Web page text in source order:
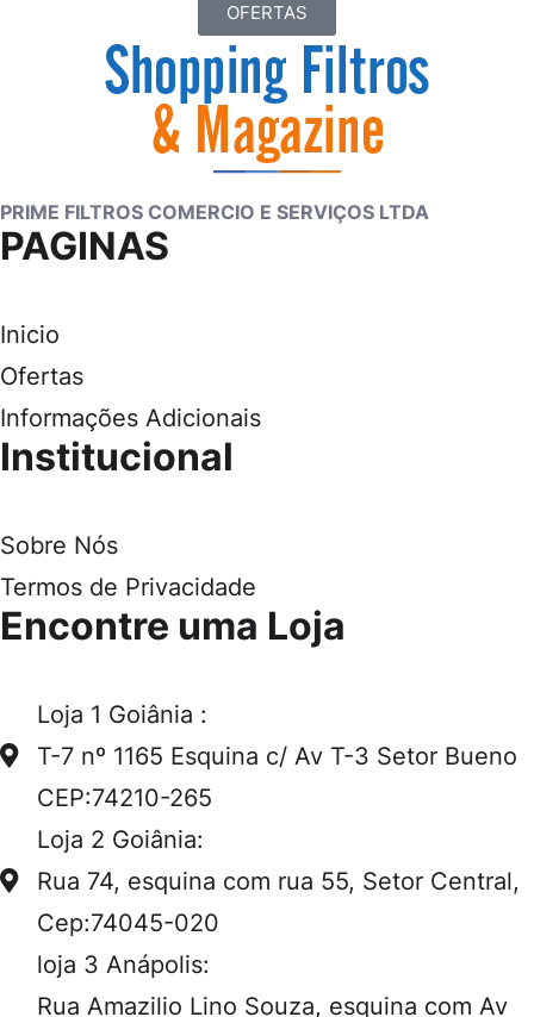
OFERTAS
PRIME FILTROS COMERCIO E SERVIÇOS LTDA
PAGINAS
Inicio
Ofertas
Informações Adicionais
Institucional
Sobre Nós
Termos de Privacidade
Encontre uma Loja
Loja 1 Goiânia :
T-7 nº 1165 Esquina c/ Av T-3 Setor Bueno
CEP:74210-265
Loja 2 Goiânia:
Rua 74, esquina com rua 55, Setor Central,
Cep:74045-020
loja 3 Anápolis:
Rua Amazilio Lino Souza, esquina com Av